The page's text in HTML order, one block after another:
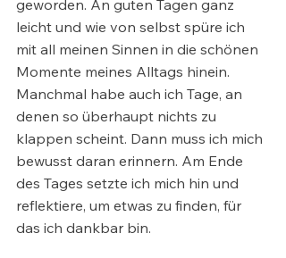
geworden. An guten Tagen ganz
leicht und wie von selbst spüre ich
mit all meinen Sinnen in die schönen
Momente meines Alltags hinein.
Manchmal habe auch ich Tage, an
denen so überhaupt nichts zu
klappen scheint. Dann muss ich mich
bewusst daran erinnern. Am Ende
des Tages setzte ich mich hin und
reflektiere, um etwas zu finden, für
das ich dankbar bin.